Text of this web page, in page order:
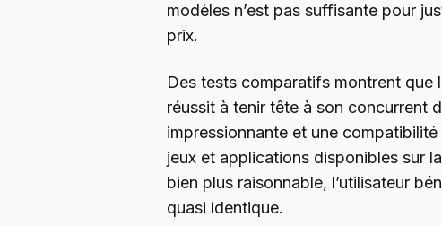
modèles n’est pas suffisante pour
prix.
Des tests comparatifs montrent que
réussit à tenir tête à son concurrent
impressionnante et une
jeux et applications disponibles sur
bien plus raisonnable, l’utilisateur
quasi identique.